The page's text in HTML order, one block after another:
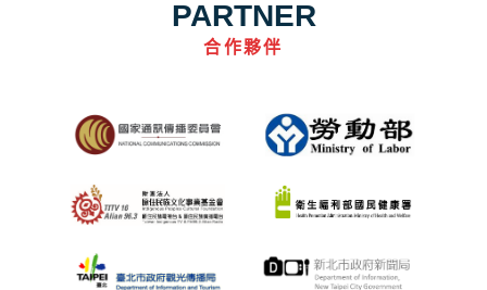
PARTNER
合作夥伴